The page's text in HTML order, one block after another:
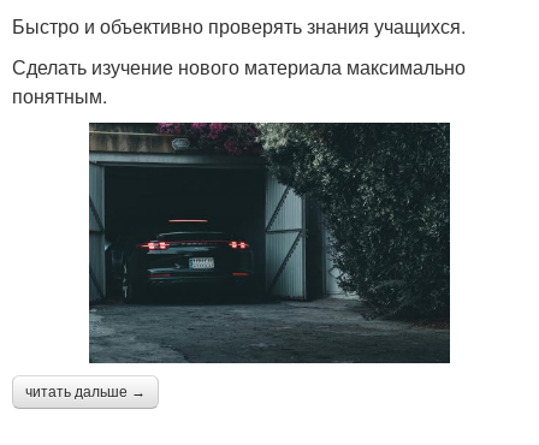
Быстро и объективно проверять знания учащихся.
Сделать изучение нового материала максимально
понятным.
читать дальше →